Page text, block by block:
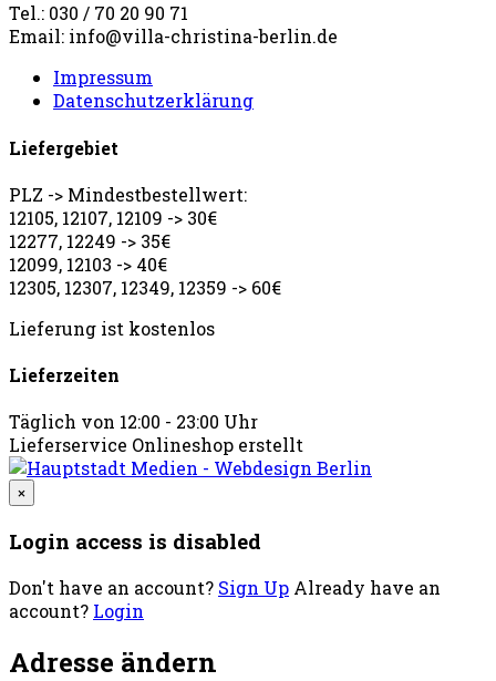
Tel.: 030 / 70 20 90 71
Email: info@villa-christina-berlin.de
Impressum
Datenschutzerklärung
Liefergebiet
PLZ -> Mindestbestellwert:
12105, 12107, 12109 -> 30€
12277, 12249 -> 35€
12099, 12103 -> 40€
12305, 12307, 12349, 12359 -> 60€
Lieferung ist kostenlos
Lieferzeiten
Täglich von 12:00 - 23:00 Uhr
Lieferservice Onlineshop erstellt
×
Login access is disabled
Don't have an account? Sign Up Already have an
account? Login
Adresse ändern